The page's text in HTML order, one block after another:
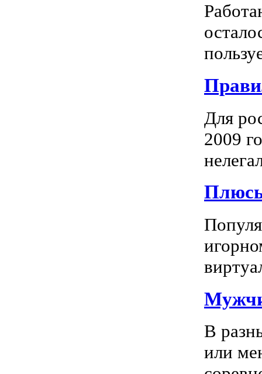
Для
2009
В
или